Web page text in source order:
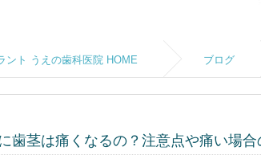
ント うえの歯科医院 HOME ブログ
歯茎は痛くなるの？注意点や痛い場